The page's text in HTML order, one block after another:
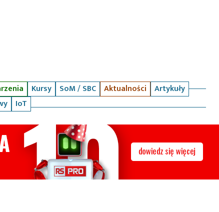
Kursy SoM / SBC Aktualności
Artykuły
IoT